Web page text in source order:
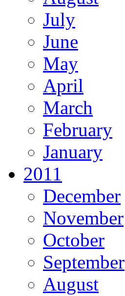
July
June
May
April
March
February
January
2011
December
November
October
September
August